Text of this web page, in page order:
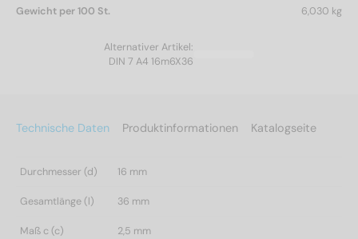
Gewicht per 100 St.
6,030 kg
Alternativer Artikel:
DIN 7 A4 16m6X36
Technische Daten Produktinformationen Katalogseite
Durchmesser (d) 16 mm
Gesamtlänge (l) 36 mm
Maß c (c) 2,5 mm